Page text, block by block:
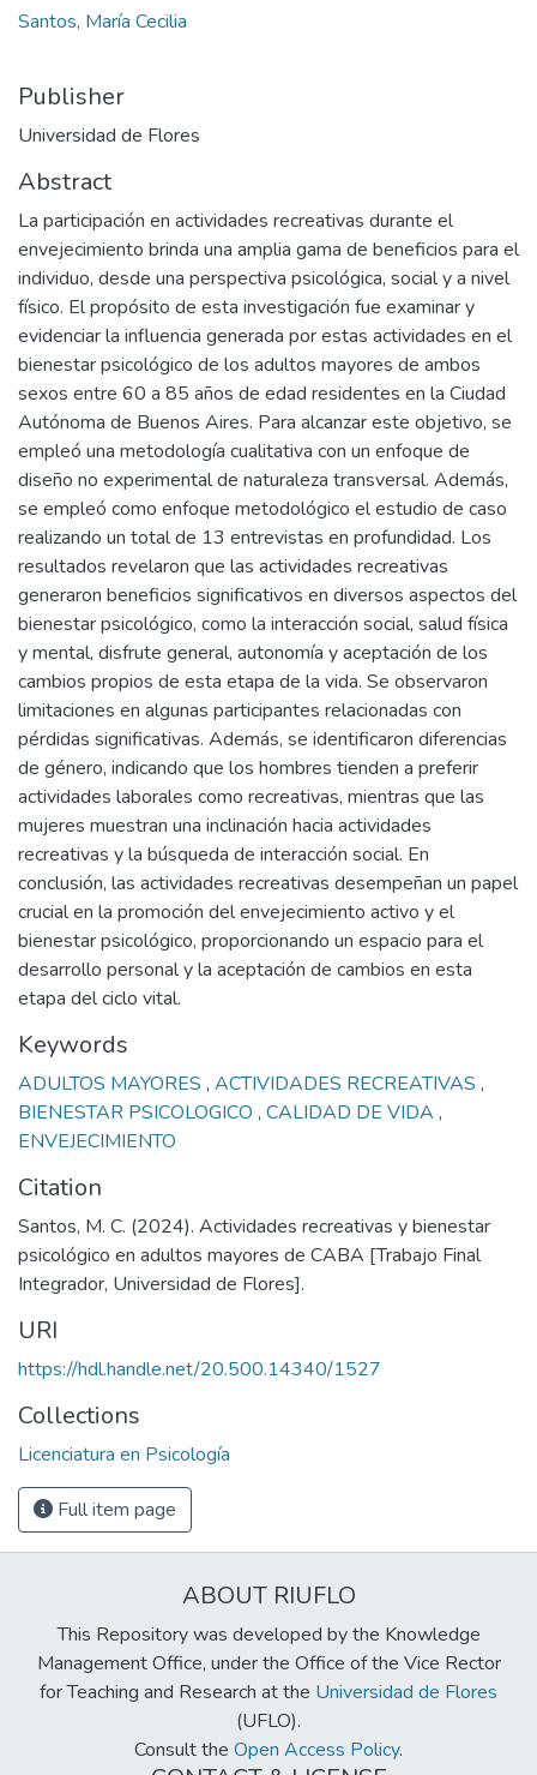
Santos, María Cecilia
Publisher
Universidad de Flores
Abstract
La participación en actividades recreativas durante el
envejecimiento brinda una amplia gama de beneficios para el
individuo, desde una perspectiva psicológica, social y a nivel
físico. El propósito de esta investigación fue examinar y
evidenciar la influencia generada por estas actividades en el
bienestar psicológico de los adultos mayores de ambos
sexos entre 60 a 85 años de edad residentes en la Ciudad
Autónoma de Buenos Aires. Para alcanzar este objetivo, se
empleó una metodología cualitativa con un enfoque de
diseño no experimental de naturaleza transversal. Además,
se empleó como enfoque metodológico el estudio de caso
realizando un total de 13 entrevistas en profundidad. Los
resultados revelaron que las actividades recreativas
generaron beneficios significativos en diversos aspectos del
bienestar psicológico, como la interacción social, salud física
y mental, disfrute general, autonomía y aceptación de los
cambios propios de esta etapa de la vida. Se observaron
limitaciones en algunas participantes relacionadas con
pérdidas significativas. Además, se identificaron diferencias
de género, indicando que los hombres tienden a preferir
actividades laborales como recreativas, mientras que las
mujeres muestran una inclinación hacia actividades
recreativas y la búsqueda de interacción social. En
conclusión, las actividades recreativas desempeñan un papel
crucial en la promoción del envejecimiento activo y el
bienestar psicológico, proporcionando un espacio para el
desarrollo personal y la aceptación de cambios en esta
etapa del ciclo vital.
Keywords
ADULTOS MAYORES , ACTIVIDADES RECREATIVAS ,
BIENESTAR PSICOLOGICO , CALIDAD DE VIDA ,
ENVEJECIMIENTO
Citation
Santos, M. C. (2024). Actividades recreativas y bienestar
psicológico en adultos mayores de CABA [Trabajo Final
Integrador, Universidad de Flores].
URI
https://hdl.handle.net/20.500.14340/1527
Collections
Licenciatura en Psicología
Full item page
ABOUT RIUFLO
This Repository was developed by the Knowledge
Management Office, under the Office of the Vice Rector
for Teaching and Research at the Universidad de Flores
(UFLO).
Consult the Open Access Policy.